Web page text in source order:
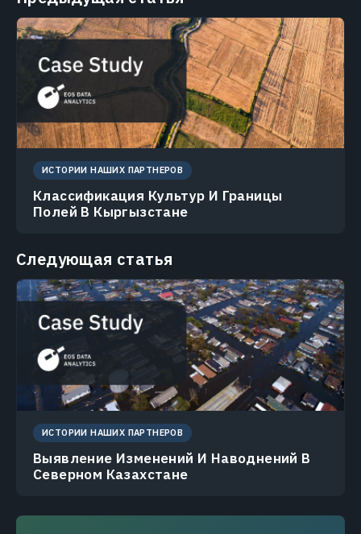
ИСТОРИИ НАШИХ ПАРТНЕРОВ
Классификация Культур И Границы
Полей В Кыргызстане
Следующая статья
ИСТОРИИ НАШИХ ПАРТНЕРОВ
Выявление Изменений И Наводнений В
Северном Казахстане